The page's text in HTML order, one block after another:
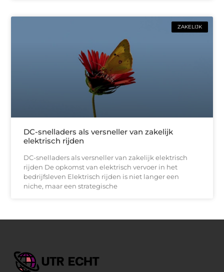
ZAKELIJK
DC-snelladers als versneller van zakelijk
elektrisch rijden
DC-snelladers als versneller van zakelijk elektrisch
rijden De opkomst van elektrisch vervoer in het
bedrijfsleven Elektrisch rijden is niet langer een
niche, maar een strategische